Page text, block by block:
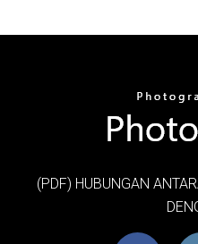
(PDF) HUBUNGAN